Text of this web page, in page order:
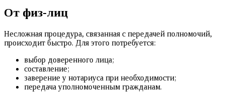
От физ-лиц
Несложная процедура, связанная с передачей полномочий,
происходит быстро. Для этого потребуется:
выбор доверенного лица;
составление;
заверение у нотариуса при необходимости;
передача уполномоченным гражданам.